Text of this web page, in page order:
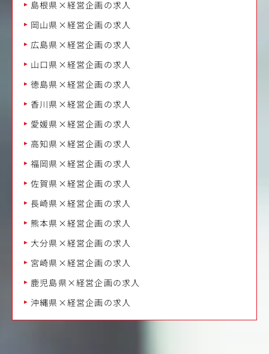
島根県×経営企画の求人
岡山県×経営企画の求人
広島県×経営企画の求人
山口県×経営企画の求人
徳島県×経営企画の求人
香川県×経営企画の求人
愛媛県×経営企画の求人
高知県×経営企画の求人
福岡県×経営企画の求人
佐賀県×経営企画の求人
長崎県×経営企画の求人
熊本県×経営企画の求人
大分県×経営企画の求人
宮崎県×経営企画の求人
鹿児島県×経営企画の求人
沖縄県×経営企画の求人